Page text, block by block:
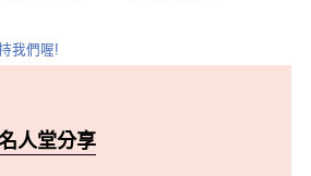
我們喔!
人堂分享